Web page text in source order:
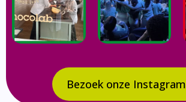
Bezoek onze Instagram